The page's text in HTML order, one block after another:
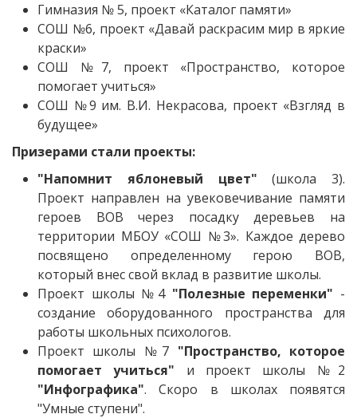
Гимназия № 5, проект «Каталог памяти»
СОШ №6, проект «Давай раскрасим мир в яркие
краски»
СОШ №7, проект «Пространство, которое
помогает учиться»
СОШ №9 им. В.И. Некрасова, проект «Взгляд в
будущее»
Призерами стали проекты:
"Напомнит яблоневый цвет" (школа 3).
Проект направлен на увековечивание памяти
героев ВОВ через посадку деревьев на
территории МБОУ «СОШ №3». Каждое дерево
посвящено определенному герою ВОВ,
который внес свой вклад в развитие школы.
Проект школы №4 "Полезные переменки" -
создание оборудованного пространства для
работы школьных психологов.
Проект школы №7 "Пространство, которое
помогает учиться" и проект школы №2
"Инфографика". Скоро в школах появятся
"Умные ступени".